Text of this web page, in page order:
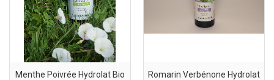
Menthe Poivrée Hydrolat Bio
Romarin Verbénone Hydrolat